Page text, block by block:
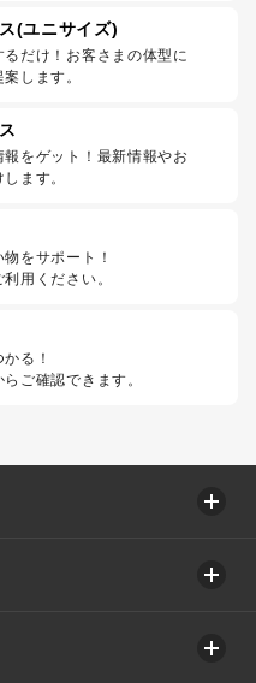
(ユニサイズ)
だけ！お客さまの体型に
します。
をゲット！最新情報やお
ます。
をサポート！
用ください。
る！
ご確認できます。